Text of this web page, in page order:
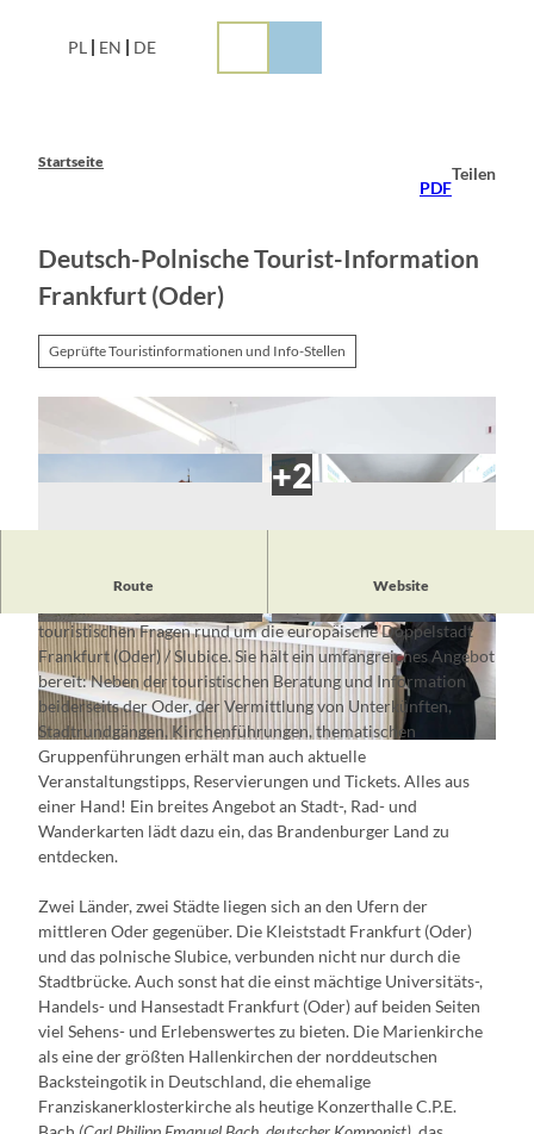
PL EN DE
Startseite
PDF
Teilen
Deutsch-Polnische Tourist-Information
Frankfurt (Oder)
Geprüfte Touristinformationen und Info-Stellen
© Anastasiia Kalko, Lizenz: Deutsch-Polnische Tourist-Information Frankfurt (Oder)
© Aneta Szczesniewicz
© Anastasiia Kalko, Lizenz: Deutsch-Polnische
Tourist-Information Frankfurt (Oder)
Route Website
Deutsch-Polnische Tourist-Information Frankfurt
touristischen Fragen rund um die europäische Doppelstadt
Frankfurt (Oder) / Slubice. Sie hält ein umfangreiches Angebot
bereit: Neben der touristischen Beratung und Information
beiderseits der Oder, der Vermittlung von Unterkünften,
Stadtrundgängen, Kirchenführungen, thematischen
Gruppenführungen erhält man auch aktuelle
Veranstaltungstipps, Reservierungen und Tickets. Alles aus
einer Hand! Ein breites Angebot an Stadt-, Rad- und
Wanderkarten lädt dazu ein, das Brandenburger Land zu
entdecken.
Zwei Länder, zwei Städte liegen sich an den Ufern der
mittleren Oder gegenüber. Die Kleiststadt Frankfurt (Oder)
und das polnische Slubice, verbunden nicht nur durch die
Stadtbrücke. Auch sonst hat die einst mächtige Universitäts-,
Handels- und Hansestadt Frankfurt (Oder) auf beiden Seiten
viel Sehens- und Erlebenswertes zu bieten. Die Marienkirche
als eine der größten Hallenkirchen der norddeutschen
Backsteingotik in Deutschland, die ehemalige
Franziskanerklosterkirche als heutige Konzerthalle C.P.E.